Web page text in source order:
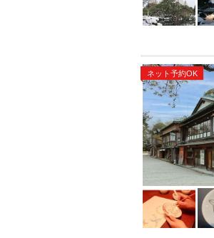
ネット予約OK